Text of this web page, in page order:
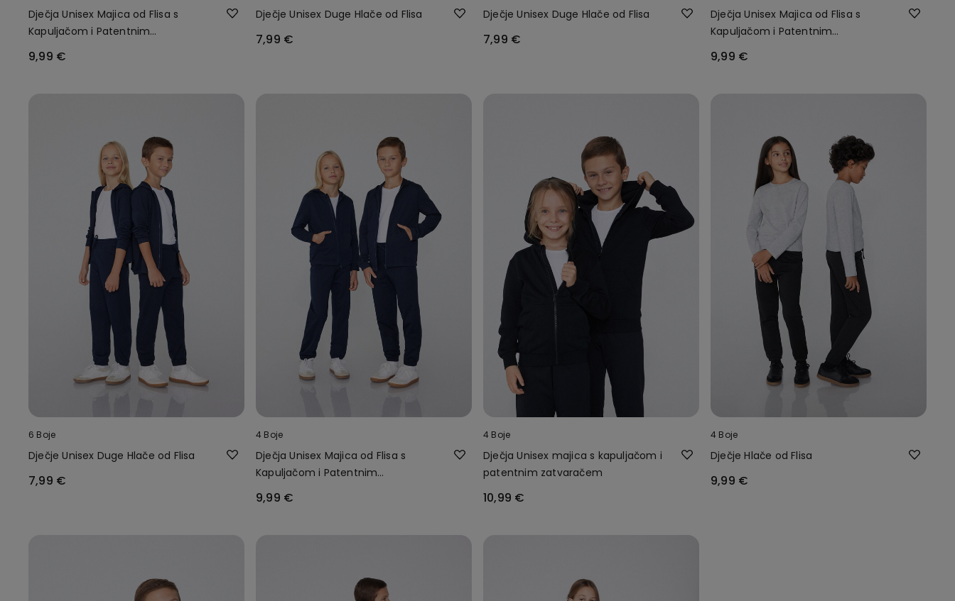
Dječja Unisex Majica od Flisa s
Kapuljačom i Patentnim
9,99 €
Dječje Unisex Duge Hlače od Flisa
7,99 €
Dječje Unisex Duge Hlače od Flisa
7,99 €
Dječja Unisex Majica od Flisa s
Kapuljačom i Patentnim
9,99 €
6 Boje
Dječje Unisex Duge Hlače od Flisa
7,99 €
4 Boje
Dječja Unisex Majica od Flisa s
Kapuljačom i Patentnim
9,99 €
4 Boje
Dječja Unisex majica s kapuljačom i
patentnim zatvaračem
10,99 €
4 Boje
Dječje Hlače od Flisa
9,99 €